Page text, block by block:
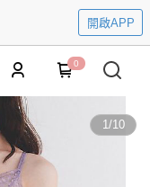
開啟APP
0
1/10